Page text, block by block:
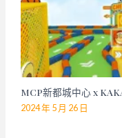
MCP新都城中心 x
2024 年 5 月 26 日